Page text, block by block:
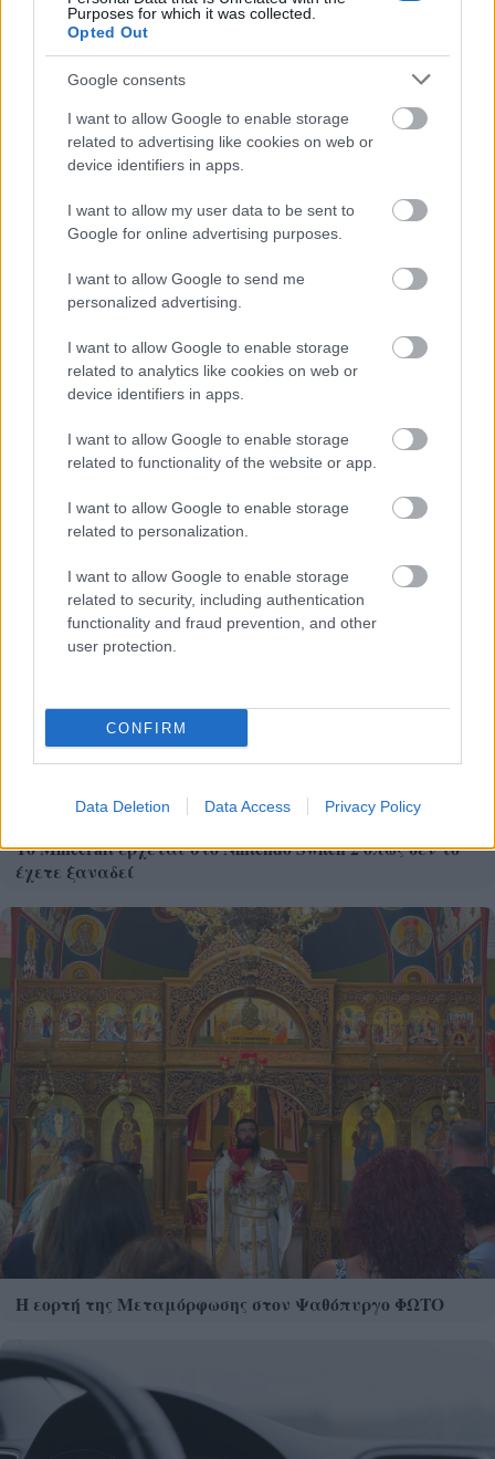
Purposes for which it was collected.
Opted Out
Google consents
I want to allow Google to enable storage
related to advertising like cookies on web or
device identifiers in apps.
I want to allow my user data to be sent to
Google for online advertising purposes.
I want to allow Google to send me
personalized advertising.
I want to allow Google to enable storage
related to analytics like cookies on web or
device identifiers in apps.
I want to allow Google to enable storage
related to functionality of the website or app.
I want to allow Google to enable storage
related to personalization.
I want to allow Google to enable storage
related to security, including authentication
functionality and fraud prevention, and other
user protection.
CONFIRM
Data Deletion Data Access Privacy Policy
Με λαμπρότητα ο εορτασμός της Μεταμορφώσεως του
Σωτήρος στην Οβρυά ΦΩΤΟ
Τουρισμός για Ολους 2026: Τα SOS για να κερδίσετε το
voucher διακοπών
Το Minecraft έρχεται στο Nintendo Switch 2 όπως δεν το
έχετε ξαναδεί
Η εορτή της Μεταμόρφωσης στον Ψαθόπυργο ΦΩΤΟ